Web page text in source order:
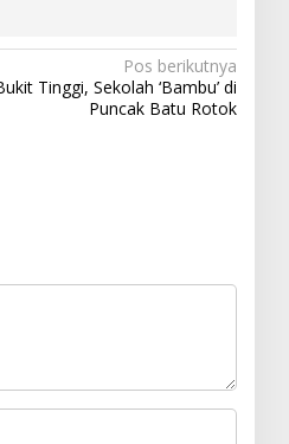
Pos berikutnya
Tinggi, Sekolah ‘Bambu’ di
Puncak Batu Rotok